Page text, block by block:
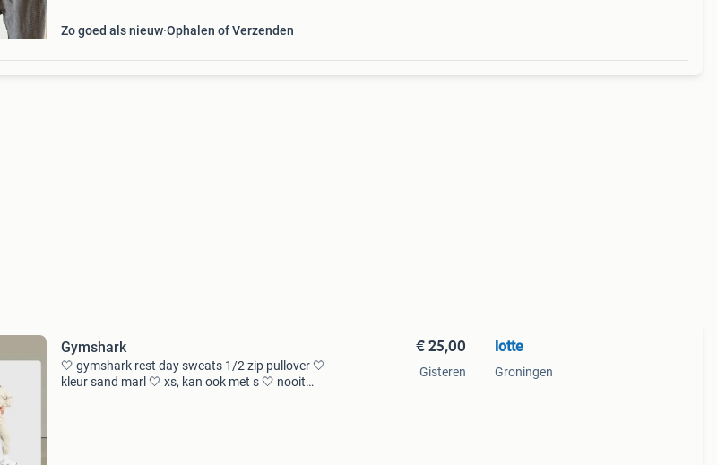
Zo goed als nieuw Ophalen of Verzenden
Gymshark
🤍 gymshark rest day sweats 1/2 zip pullover 🤍
kleur sand marl 🤍 xs, kan ook met s 🤍 nooit
€ 25,00
Gisteren
lotte
Groningen